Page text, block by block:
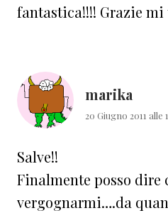
fantastica!!!! Grazie
marika
20 Giugno 2011 alle
Salve!!
Finalmente posso dire
vergognarmi….da